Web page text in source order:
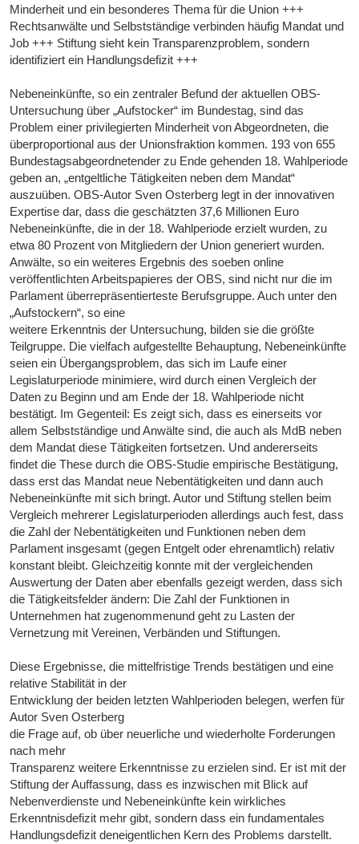
Minderheit und ein besonderes Thema für die Union +++
Rechtsanwälte und Selbstständige verbinden häufig Mandat und
Job +++ Stiftung sieht kein Transparenzproblem, sondern
identifiziert ein Handlungsdefizit +++
Nebeneinkünfte, so ein zentraler Befund der aktuellen OBS-
Untersuchung über „Aufstocker“ im Bundestag, sind das
Problem einer privilegierten Minderheit von Abgeordneten, die
überproportional aus der Unionsfraktion kommen. 193 von 655
Bundestagsabgeordnetender zu Ende gehenden 18. Wahlperiode
geben an, „entgeltliche Tätigkeiten neben dem Mandat“
auszuüben. OBS-Autor Sven Osterberg legt in der innovativen
Expertise dar, dass die geschätzten 37,6 Millionen Euro
Nebeneinkünfte, die in der 18. Wahlperiode erzielt wurden, zu
etwa 80 Prozent von Mitgliedern der Union generiert wurden.
Anwälte, so ein weiteres Ergebnis des soeben online
veröffentlichten Arbeitspapieres der OBS, sind nicht nur die im
Parlament überrepräsentierteste Berufsgruppe. Auch unter den
„Aufstockern“, so eine
weitere Erkenntnis der Untersuchung, bilden sie die größte
Teilgruppe. Die vielfach aufgestellte Behauptung, Nebeneinkünfte
seien ein Übergangsproblem, das sich im Laufe einer
Legislaturperiode minimiere, wird durch einen Vergleich der
Daten zu Beginn und am Ende der 18. Wahlperiode nicht
bestätigt. Im Gegenteil: Es zeigt sich, dass es einerseits vor
allem Selbstständige und Anwälte sind, die auch als MdB neben
dem Mandat diese Tätigkeiten fortsetzen. Und andererseits
findet die These durch die OBS-Studie empirische Bestätigung,
dass erst das Mandat neue Nebentätigkeiten und dann auch
Nebeneinkünfte mit sich bringt. Autor und Stiftung stellen beim
Vergleich mehrerer Legislaturperioden allerdings auch fest, dass
die Zahl der Nebentätigkeiten und Funktionen neben dem
Parlament insgesamt (gegen Entgelt oder ehrenamtlich) relativ
konstant bleibt. Gleichzeitig konnte mit der vergleichenden
Auswertung der Daten aber ebenfalls gezeigt werden, dass sich
die Tätigkeitsfelder ändern: Die Zahl der Funktionen in
Unternehmen hat zugenommenund geht zu Lasten der
Vernetzung mit Vereinen, Verbänden und Stiftungen.
Diese Ergebnisse, die mittelfristige Trends bestätigen und eine
relative Stabilität in der
Entwicklung der beiden letzten Wahlperioden belegen, werfen für
Autor Sven Osterberg
die Frage auf, ob über neuerliche und wiederholte Forderungen
nach mehr
Transparenz weitere Erkenntnisse zu erzielen sind. Er ist mit der
Stiftung der Auffassung, dass es inzwischen mit Blick auf
Nebenverdienste und Nebeneinkünfte kein wirkliches
Erkenntnisdefizit mehr gibt, sondern dass ein fundamentales
Handlungsdefizit deneigentlichen Kern des Problems darstellt.